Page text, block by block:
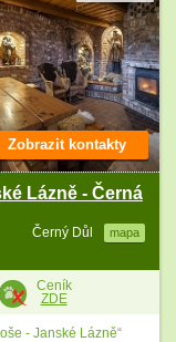
Lázně - Černá
Černý Důl mapa
Zobrazit kontakty
Ceník
ZDE
- Janské Lázně“